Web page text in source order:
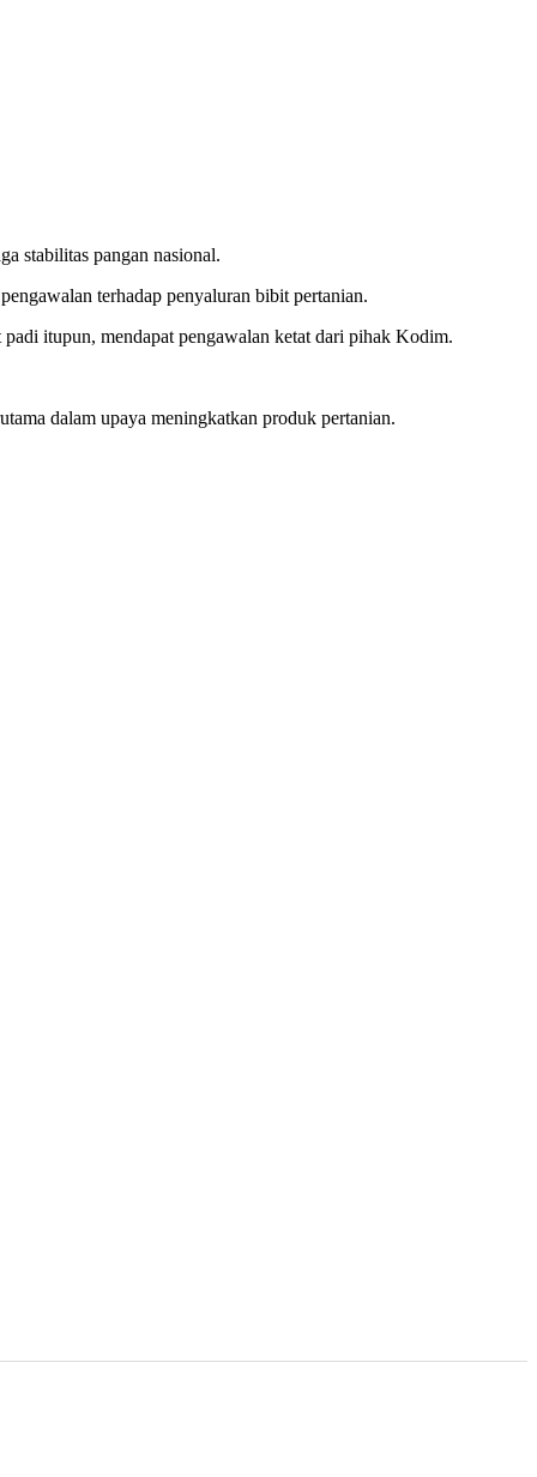
stabilitas pangan nasional.
terhadap penyaluran bibit pertanian.
itupun, mendapat pengawalan ketat dari pihak Kodim.
dalam upaya meningkatkan produk pertanian.